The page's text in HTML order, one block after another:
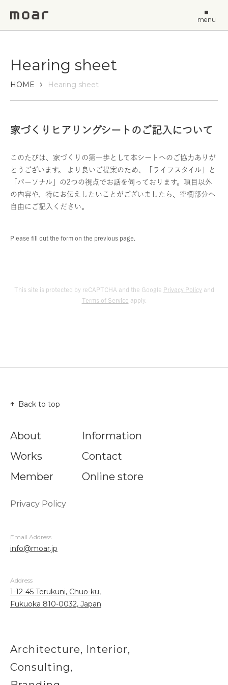
menu
Hearing sheet
HOME Hearing sheet
家づくりヒアリングシートのご記入について
このたびは、家づくりの第一歩として本シートへのご協力ありが
とうございます。 より良いご提案のため、「ライフスタイル」と
「パーソナル」の2つの視点でお話を伺っております。項目以外
の内容や、特にお伝えしたいことがございましたら、空欄部分へ
自由にご記入ください。
Please fill out the form on the previous page.
This site is protected by reCAPTCHA and the Google Privacy Policy and
Terms of Service apply.
Back to top
About
Works
Member
Information
Contact
Online store
Privacy Policy
Email Address
info@moar.jp
Address
1-12-45 Terukuni, Chuo-ku,
Fukuoka 810-0032, Japan
Architecture, Interior,
Consulting,